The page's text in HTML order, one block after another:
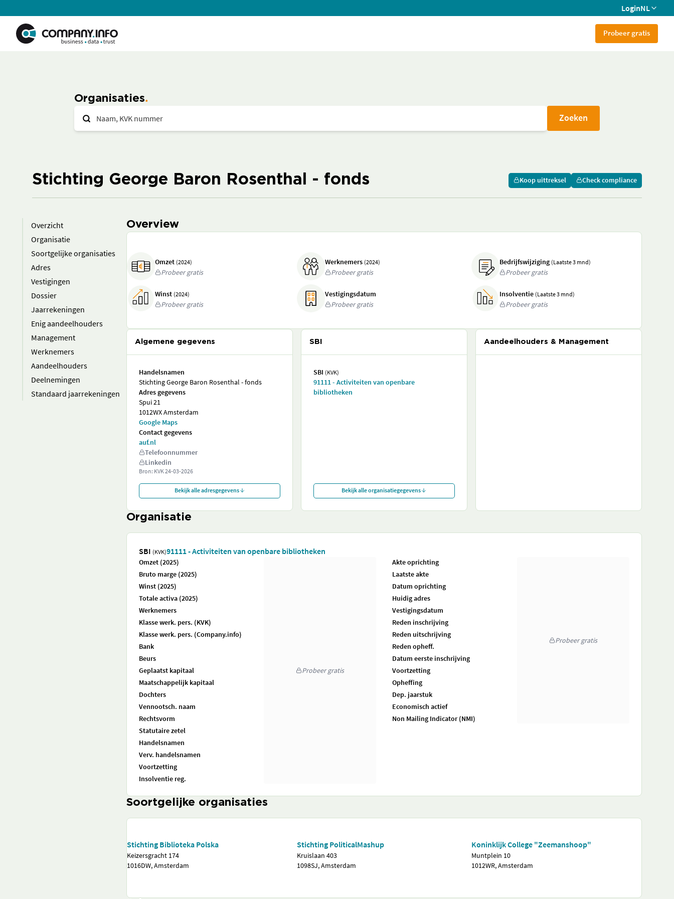
LoginNL
Probeer gratis
Organisaties
Zoeken
Stichting George Baron Rosenthal - fonds Koop uittreksel Check compliance
Overzicht
Organisatie
Soortgelijke organisaties
Adres
Vestigingen
Dossier
Jaarrekeningen
Enig aandeelhouders
Management
Werknemers
Aandeelhouders
Deelnemingen
Standaard jaarrekeningen
Overview
Omzet (2024)
Probeer gratis
Werknemers (2024)
Probeer gratis
Bedrijfswijziging (Laatste 3 mnd)
Probeer gratis
Winst (2024)
Probeer gratis
Vestigingsdatum
Probeer gratis
Insolventie (Laatste 3 mnd)
Probeer gratis
Algemene gegevens
Handelsnamen
Stichting George Baron Rosenthal - fonds
Adres gegevens
Spui 21
1012WX Amsterdam
Google Maps
Contact gegevens
auf.nl
Telefoonnummer
Linkedin
Bron: KVK24-03-2026
Bekijk alle adresgegevens
SBI
SBI (KVK)
91111 - Activiteiten van openbare
bibliotheken
Bekijk alle organisatiegegevens
Aandeelhouders & Management
Organisatie
SBI (KVK)91111 - Activiteiten van openbare bibliotheken
Omzet (2025)
Bruto marge (2025)
Winst (2025)
Totale activa (2025)
Werknemers
Klasse werk. pers. (KVK)
Klasse werk. pers. (Company.info)
Bank
Beurs
Geplaatst kapitaal
Maatschappelijk kapitaal
Dochters
Vennootsch. naam
Rechtsvorm
Statutaire zetel
Handelsnamen
Verv. handelsnamen
Voortzetting
Insolventie reg.
Probeer gratis
Akte oprichting
Laatste akte
Datum oprichting
Huidig adres
Vestigingsdatum
Reden inschrijving
Reden uitschrijving
Reden opheff.
Datum eerste inschrijving
Voortzetting
Opheffing
Dep. jaarstuk
Economisch actief
Non Mailing Indicator (NMI)
Probeer gratis
Soortgelijke organisaties
Stichting Biblioteka Polska
Keizersgracht 174
1016DW, Amsterdam
Stichting PoliticalMashup
Kruislaan 403
1098SJ, Amsterdam
Koninklijk College "Zeemanshoop"
Muntplein 10
1012WR, Amsterdam